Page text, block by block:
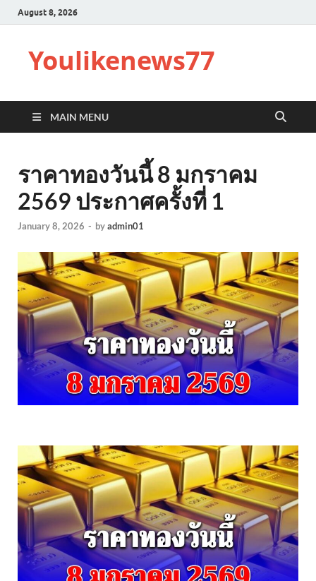
August 8, 2026
Youlikenews77
MAIN MENU
ราคาทองวันนี้ 8 มกราคม
2569 ประกาศครั้งที่ 1
January 8, 2026 - byadmin01